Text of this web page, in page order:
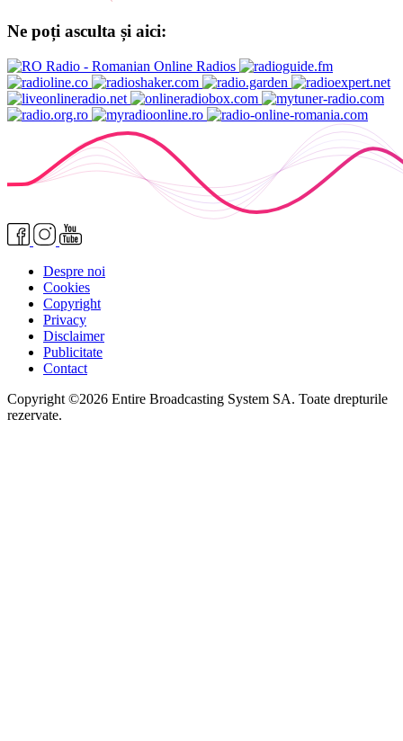
Ne poți asculta și aici:
Despre noi
Cookies
Copyright
Privacy
Disclaimer
Publicitate
Contact
Copyright ©2026 Entire Broadcasting System SA. Toate drepturile
rezervate.